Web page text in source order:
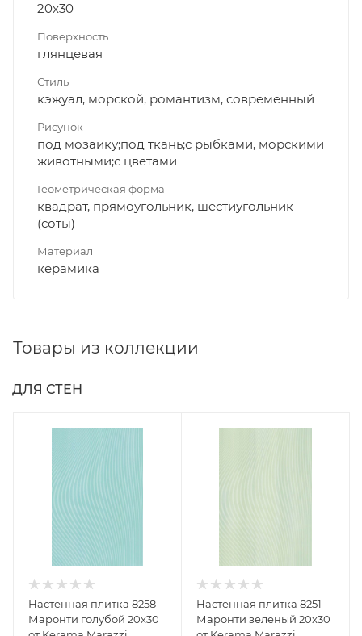
20x30
Поверхность
глянцевая
Стиль
кэжуал, морской, романтизм, современный
Рисунок
под мозаику;под ткань;с рыбками, морскими
животными;с цветами
Геометрическая форма
квадрат, прямоугольник, шестиугольник
(соты)
Материал
керамика
Товары из коллекции
ДЛЯ СТЕН
Настенная плитка 8258
Маронти голубой 20x30
Настенная плитка 8251
Маронти зеленый 20x30